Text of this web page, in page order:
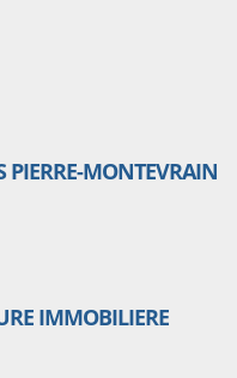
MONTEVRAIN
IMMOBILIERE